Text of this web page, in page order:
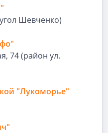
Шевченко)
74 (район ул.
"Лукоморье"